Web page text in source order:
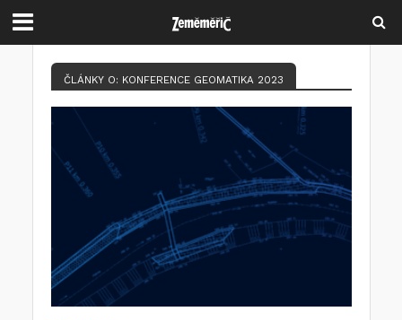
ČLÁNKY O: KONFERENCE GEOMATIKA 2023